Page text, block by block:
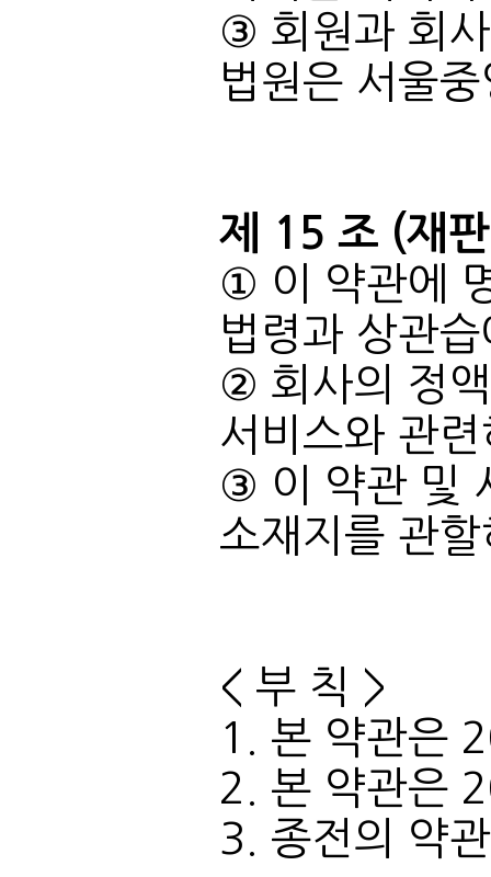
법원은 서울
제 15 조 (재
법령과 상관
서비스와 관
소재지를 관
< 부 칙 >
1. 본 약관은
2. 본 약관은
3. 종전의 약